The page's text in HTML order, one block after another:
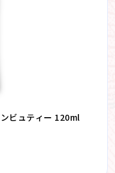
ビュティー 120ml